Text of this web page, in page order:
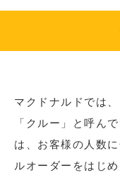
マクドナルドでは
「クルー」と呼ん
は、お客様の人数
ルオーダーをはじ